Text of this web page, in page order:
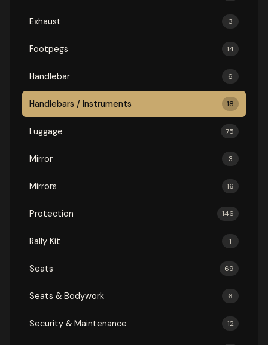
Exhaust 3
Footpegs 14
Handlebar 6
Handlebars / Instruments 18
Luggage 75
Mirror 3
Mirrors 16
Protection 146
Rally Kit 1
Seats 69
Seats & Bodywork 6
Security & Maintenance 12